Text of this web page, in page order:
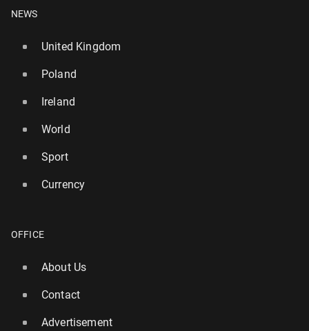
NEWS
United Kingdom
Poland
Ireland
World
Sport
Currency
OFFICE
About Us
Contact
Advertisement